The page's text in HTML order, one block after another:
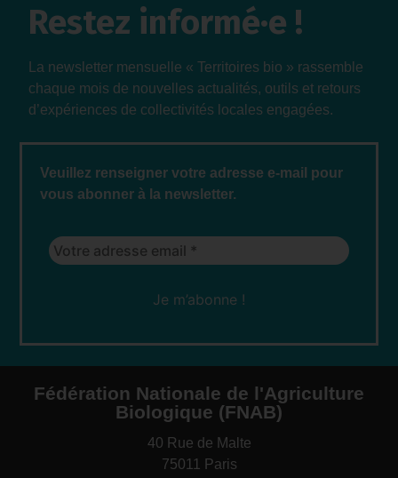
Restez informé·e !
La newsletter mensuelle « Territoires bio » rassemble
chaque mois de nouvelles actualités, outils et retours
d’expériences de collectivités locales engagées.
Veuillez renseigner votre adresse e-mail pour
vous abonner à la newsletter.
Fédération Nationale de l'Agriculture
Biologique (FNAB)
40 Rue de Malte
75011 Paris